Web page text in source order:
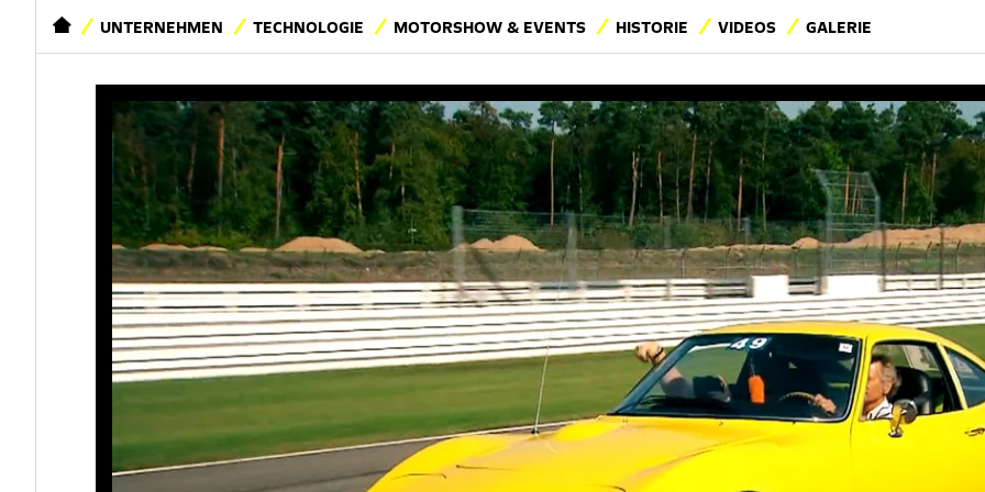
STARTSEITEUNTERNEHMEN TECHNOLOGIE MOTORSHOW & EVENTS HISTORIE VIDEOS GALERIE